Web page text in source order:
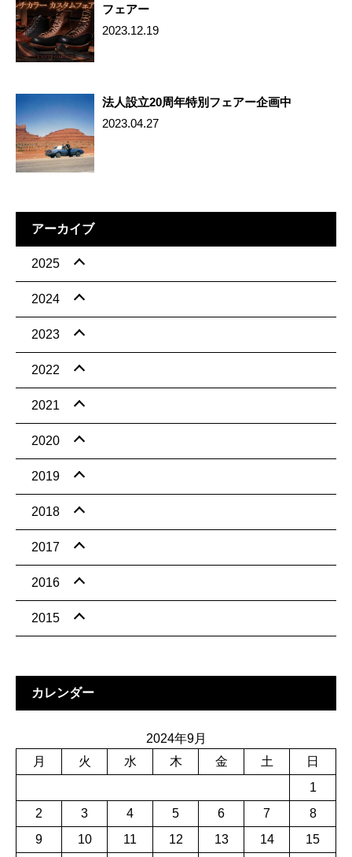
フェアー
2023.12.19
法人設立20周年特別フェアー企画中
2023.04.27
アーカイブ
2025
2024
2023
2022
2021
2020
2019
2018
2017
2016
2015
カレンダー
2024年9月
月
火 水 木 金 土
日
1
2
3 4 5 6 7
8
9
10 11 12 13 14
15